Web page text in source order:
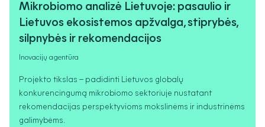
Mikrobiomo analizė Lietuvoje: pasaulio ir
Lietuvos ekosistemos apžvalga, stiprybės,
silpnybės ir rekomendacijos
Inovacijų agentūra
Projekto tikslas – padidinti Lietuvos globalų
konkurencingumą mikrobiomo sektoriuje nustatant
rekomendacijas perspektyvioms mokslinėms ir industrinėms
galimybėms.